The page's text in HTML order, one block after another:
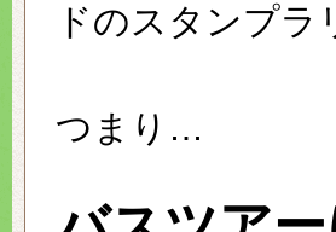
ドのスタンプラ
つまり…